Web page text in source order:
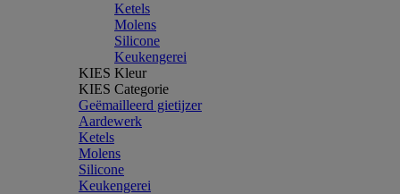
Ketels
Molens
Silicone
Keukengerei
KIES Kleur
KIES Categorie
Geëmailleerd gietijzer
Aardewerk
Ketels
Molens
Silicone
Keukengerei